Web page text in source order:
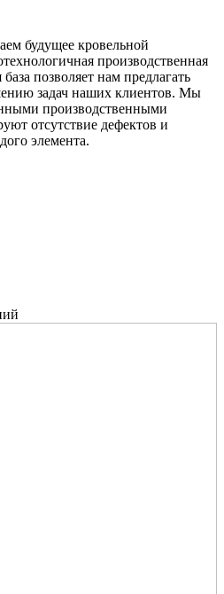
будущее кровельной
производственная
позволяет нам предлагать
задач наших клиентов. Мы
производственными
отсутствие дефектов и
элемента.